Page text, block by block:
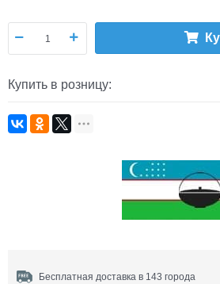
Купить в розницу:
Бесплатная доставка в 143 города